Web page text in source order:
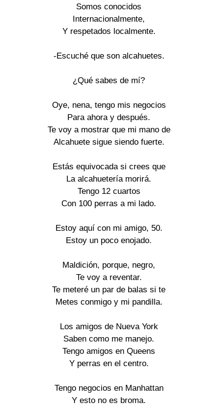
Somos conocidos
Internacionalmente,
Y respetados localmente.
-Escuché que son alcahuetes.
¿Qué sabes de mí?
Oye, nena, tengo mis negocios
Para ahora y después.
Te voy a mostrar que mi mano de
Alcahuete sigue siendo fuerte.
Estás equivocada si crees que
La alcahuetería morirá.
Tengo 12 cuartos
Con 100 perras a mi lado.
Estoy aquí con mi amigo, 50.
Estoy un poco enojado.
Maldición, porque, negro,
Te voy a reventar.
Te meteré un par de balas si te
Metes conmigo y mi pandilla.
Los amigos de Nueva York
Saben como me manejo.
Tengo amigos en Queens
Y perras en el centro.
Tengo negocios en Manhattan
Y esto no es broma.